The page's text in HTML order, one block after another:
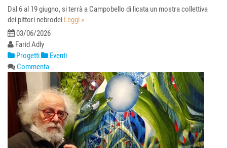
Dal 6 al 19 giugno, si terrà a Campobello di licata un mostra collettiva
dei pittori nebrodei Leggi »
03/06/2026
Farid Adly
Progetti
Eventi
Commenta